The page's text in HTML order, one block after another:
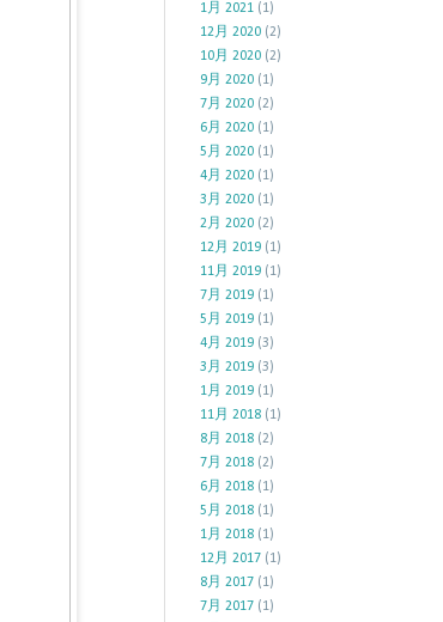
1月 2021 (1)
12月 2020 (2)
10月 2020 (2)
9月 2020 (1)
7月 2020 (2)
6月 2020 (1)
5月 2020 (1)
4月 2020 (1)
3月 2020 (1)
2月 2020 (2)
12月 2019 (1)
11月 2019 (1)
7月 2019 (1)
5月 2019 (1)
4月 2019 (3)
3月 2019 (3)
1月 2019 (1)
11月 2018 (1)
8月 2018 (2)
7月 2018 (2)
6月 2018 (1)
5月 2018 (1)
1月 2018 (1)
12月 2017 (1)
8月 2017 (1)
7月 2017 (1)